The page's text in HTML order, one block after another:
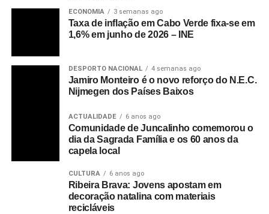
ECONOMIA 3 semanas ago
Taxa de inflação em Cabo Verde fixa-se em
1,6% em junho de 2026 – INE
DESPORTO NACIONAL 4 semanas ago
Jamiro Monteiro é o novo reforço do N.E.C.
Nijmegen dos Países Baixos
ACTUALIDADE 6 anos ago
Comunidade de Juncalinho comemorou o
dia da Sagrada Família e os 60 anos da
capela local
CULTURA 6 anos ago
Ribeira Brava: Jovens apostam em
decoração natalina com materiais
recicláveis